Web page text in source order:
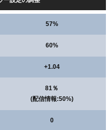
57%
60%
+1.04
81％
(配信情報:50%)
0